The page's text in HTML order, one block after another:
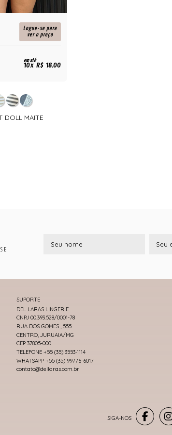
Logue-se para
ver o preço
em até
10x R$ 18,00
DOLL MAITE
E
SUPORTE
DEL LARAS LINGERIE
CNPJ 00.393.528/0001-78
RUA DOS GOMES , 555
CENTRO, JURUAIA/MG
CEP 37805-000
TELEFONE +55 (35) 3553-1114
WHATSAPP +55 (35) 99776-6017
contato@dellaras.com.br